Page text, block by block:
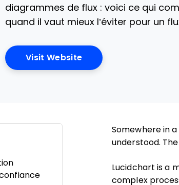
diagrammes de flux : voici ce qui
quand il vaut mieux l’éviter pour un
Visit WebsiteOpens New Window
Somewhere in
understood.
Lucidchart is a
complex